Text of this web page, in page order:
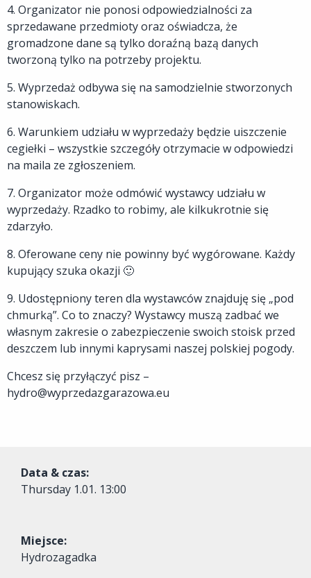
4. Organizator nie ponosi odpowiedzialności za
sprzedawane przedmioty oraz oświadcza, że
gromadzone dane są tylko doraźną bazą danych
tworzoną tylko na potrzeby projektu.
5. Wyprzedaż odbywa się na samodzielnie stworzonych
stanowiskach.
6. Warunkiem udziału w wyprzedaży będzie uiszczenie
cegiełki – wszystkie szczegóły otrzymacie w odpowiedzi
na maila ze zgłoszeniem.
7. Organizator może odmówić wystawcy udziału w
wyprzedaży. Rzadko to robimy, ale kilkukrotnie się
zdarzyło.
8. Oferowane ceny nie powinny być wygórowane. Każdy
kupujący szuka okazji 🙂
9. Udostępniony teren dla wystawców znajduję się „pod
chmurką”. Co to znaczy? Wystawcy muszą zadbać we
własnym zakresie o zabezpieczenie swoich stoisk przed
deszczem lub innymi kaprysami naszej polskiej pogody.
Chcesz się przyłączyć pisz –
hydro@wyprzedazgarazowa.eu
Data & czas:
Thursday 1.01. 13:00
Miejsce:
Hydrozagadka